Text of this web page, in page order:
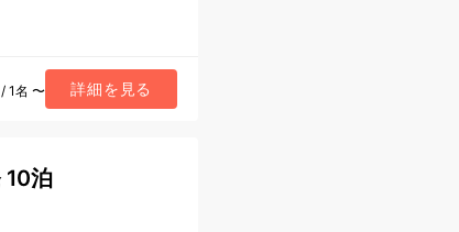
/ 1名 〜 詳細を見る
10泊